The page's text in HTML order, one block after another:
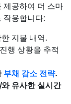
제공하여 더 스마
작용합니다:
지불 내역.
행 상황을 추적
부채 감소 전략.
와 유사한 실시간